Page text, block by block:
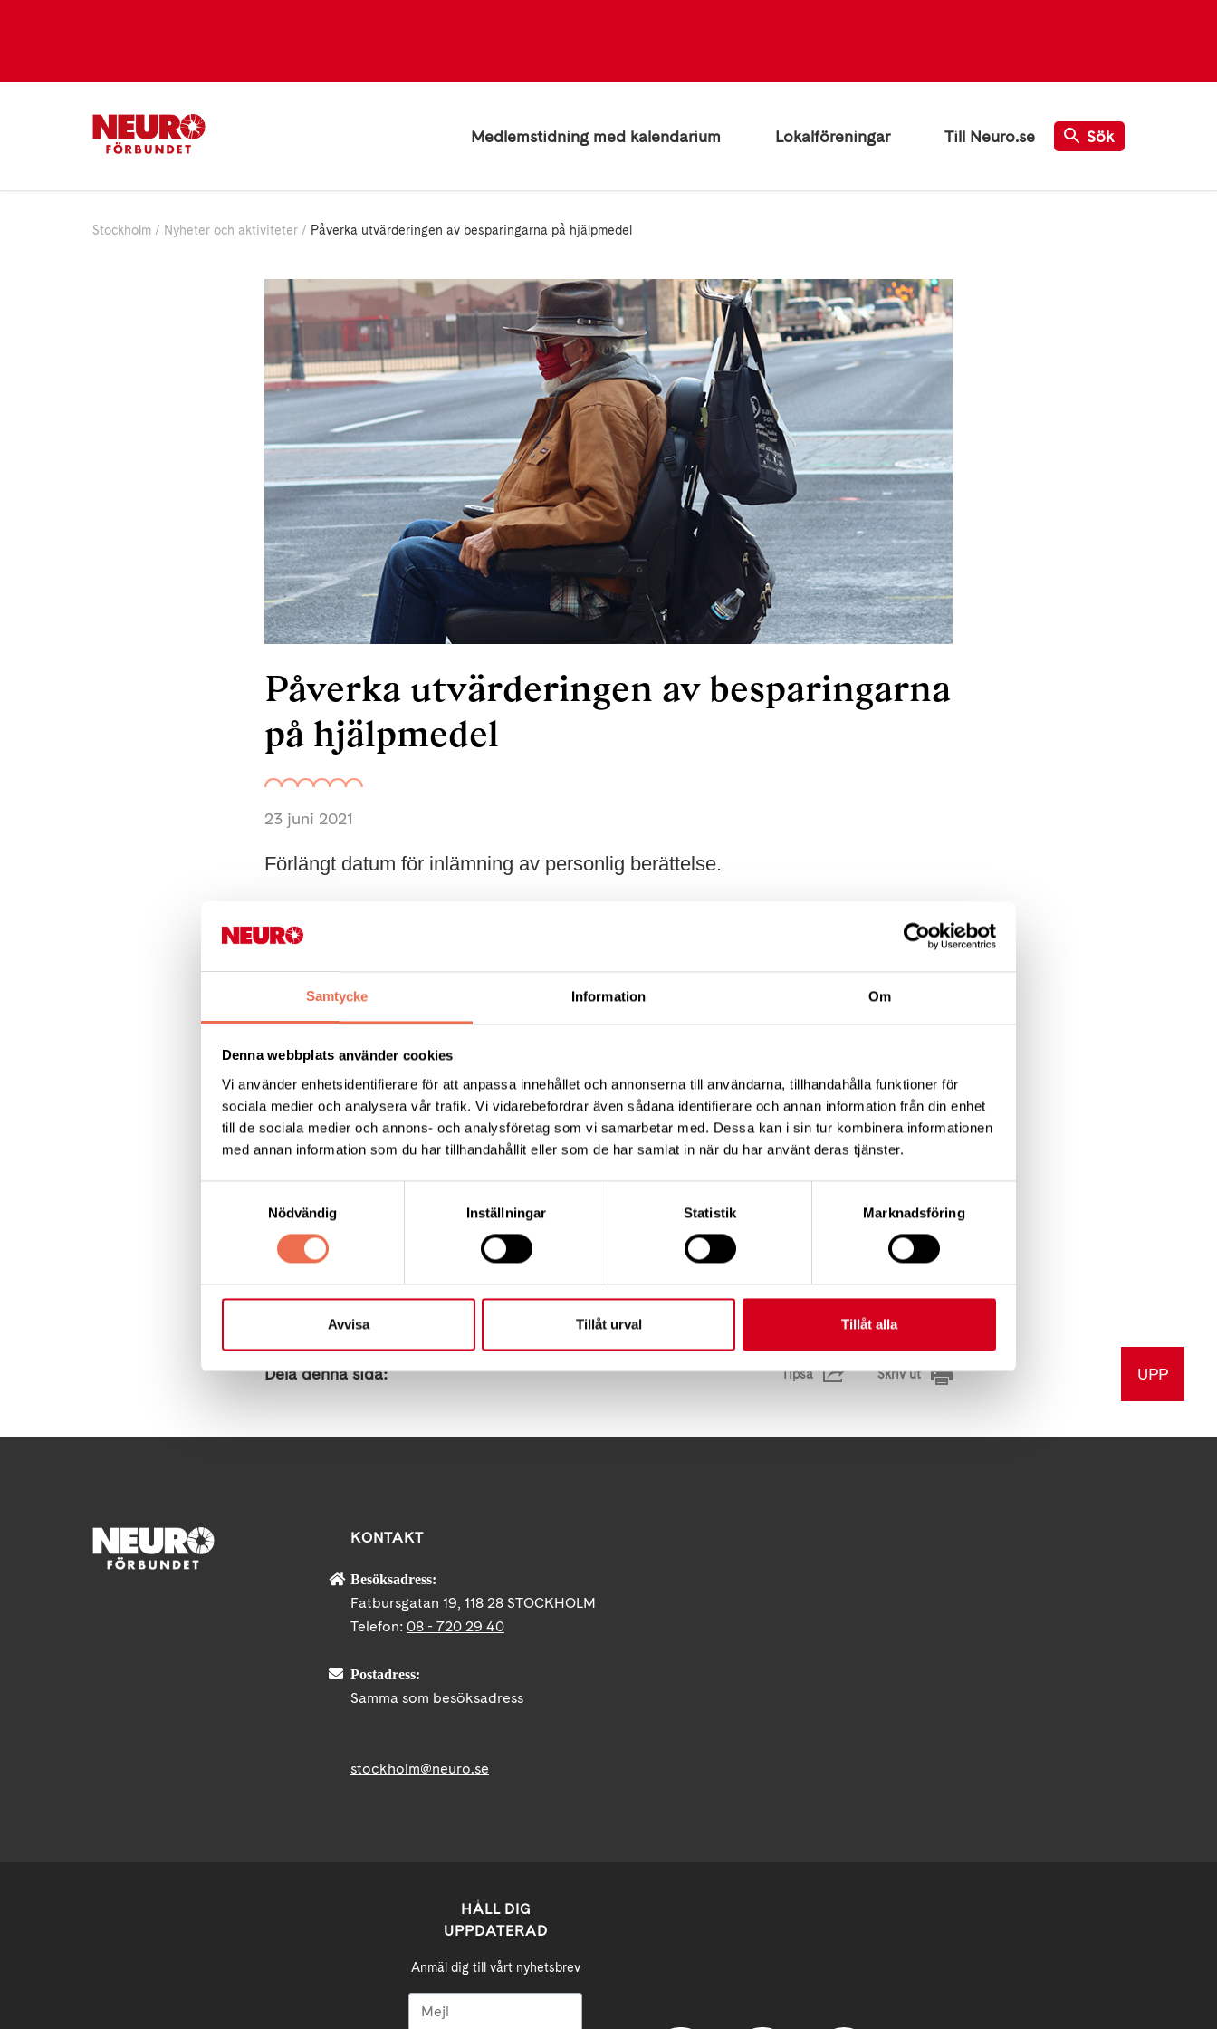
Samtycke Information Om
Denna webbplats använder cookies
Vi använder enhetsidentifierare för att anpassa innehållet och annonserna till användarna, tillhandahålla funktioner för
sociala medier och analysera vår trafik. Vi vidarebefordrar även sådana identifierare och annan information från din enhet
till de sociala medier och annons- och analysföretag som vi samarbetar med. Dessa kan i sin tur kombinera informationen
med annan information som du har tillhandahållit eller som de har samlat in när du har använt deras tjänster.
Nödvändig
Inställningar Statistik Marknadsföring
Avvisa Tillåt urval Tillåt alla
Medlemstidning med kalendarium Lokalföreningar Till Neuro.se Sök
Stockholm Nyheter och aktiviteter Påverka utvärderingen av besparingarna på hjälpmedel
Påverka utvärderingen av besparingarna
på hjälpmedel
23 juni 2021
Förlängt datum för inlämning av personlig berättelse.
hjälpmedel efter årsskiftet. Hälso- och sjukvårdsförvaltningen gör just nu en utvärdering av
besparingsåtgärderna på hjälpmedelsområdet ochdina personliga berättelser efterfrågas
och behövs!
· Hur har din livssituation påverkats?
· Har du förändrat ditt användande sedan hjälpmedel har avgiftsbelagts?
Beskriv gärna ingående hur detta har påverkat din vardag och utelämna inte försämrande
Om du behöver använda telefon eller vanlig post kan du kontakta Johanna Sommansson
, tfn:
Stockholms län, S:t Göransgatan 84, 112 38 Stockholm.
Dela denna sida: Tipsa Skriv ut UPP
KONTAKT
Besöksadress:
Fatbursgatan 19, 118 28 STOCKHOLM
Telefon: 08 - 720 29 40
Postadress:
Samma som besöksadress
stockholm@neuro.se
HÅLL DIG
UPPDATERAD
Anmäl dig till vårt nyhetsbrev